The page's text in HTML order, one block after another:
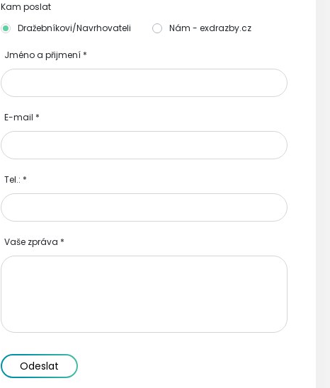
Kam poslat
Dražebníkovi/Navrhovateli
Nám - exdrazby.cz
Jméno a přijmení*
E-mail *
Tel.: *
Vaše zpráva *
Odeslat